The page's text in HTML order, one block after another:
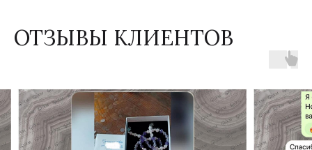
ОТЗЫВЫ КЛИЕНТОВ